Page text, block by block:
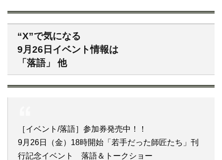
“X”で気になる
9月26日イベント情報は
「落語」 他
［イベント/落語］参加券発売中！！
9月26日（金）18時開始「若手だった師匠たち」刊
行記念イベント 落語＆トークショー